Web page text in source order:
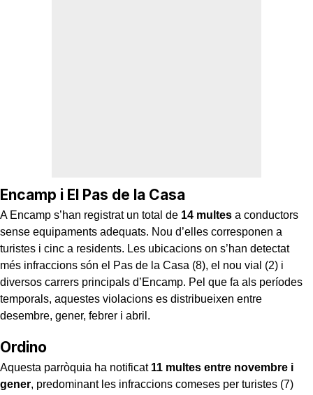
Encamp i El Pas de la Casa
A Encamp s’han registrat un total de 14 multes a conductors
sense equipaments adequats. Nou d’elles corresponen a
turistes i cinc a residents. Les ubicacions on s’han detectat
més infraccions són el Pas de la Casa (8), el nou vial (2) i
diversos carrers principals d’Encamp. Pel que fa als períodes
temporals, aquestes violacions es distribueixen entre
desembre, gener, febrer i abril.
Ordino
Aquesta parròquia ha notificat 11 multes entre novembre i
gener, predominant les infraccions comeses per turistes (7)